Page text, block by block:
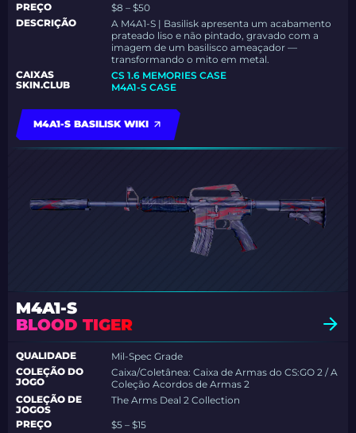
PREÇO
$8 – $50
DESCRIÇÃO
A M4A1-S | Basilisk apresenta um acabamento
prateado liso e não pintado, gravado com a
imagem de um basilisco ameaçador —
transformando o mito em metal.
CAIXAS
SKIN.CLUB
CS 1.6 MEMORIES CASE
M4A1-S CASE
M4A1-S BASILISK WIKI
M4A1-S
BLOOD TIGER
QUALIDADE
Mil-Spec Grade
COLEÇÃO DO
JOGO
Caixa/Coletânea: Caixa de Armas do CS:GO 2 / A
Coleção Acordos de Armas 2
COLEÇÃO DE
JOGOS
The Arms Deal 2 Collection
PREÇO
$5 – $15